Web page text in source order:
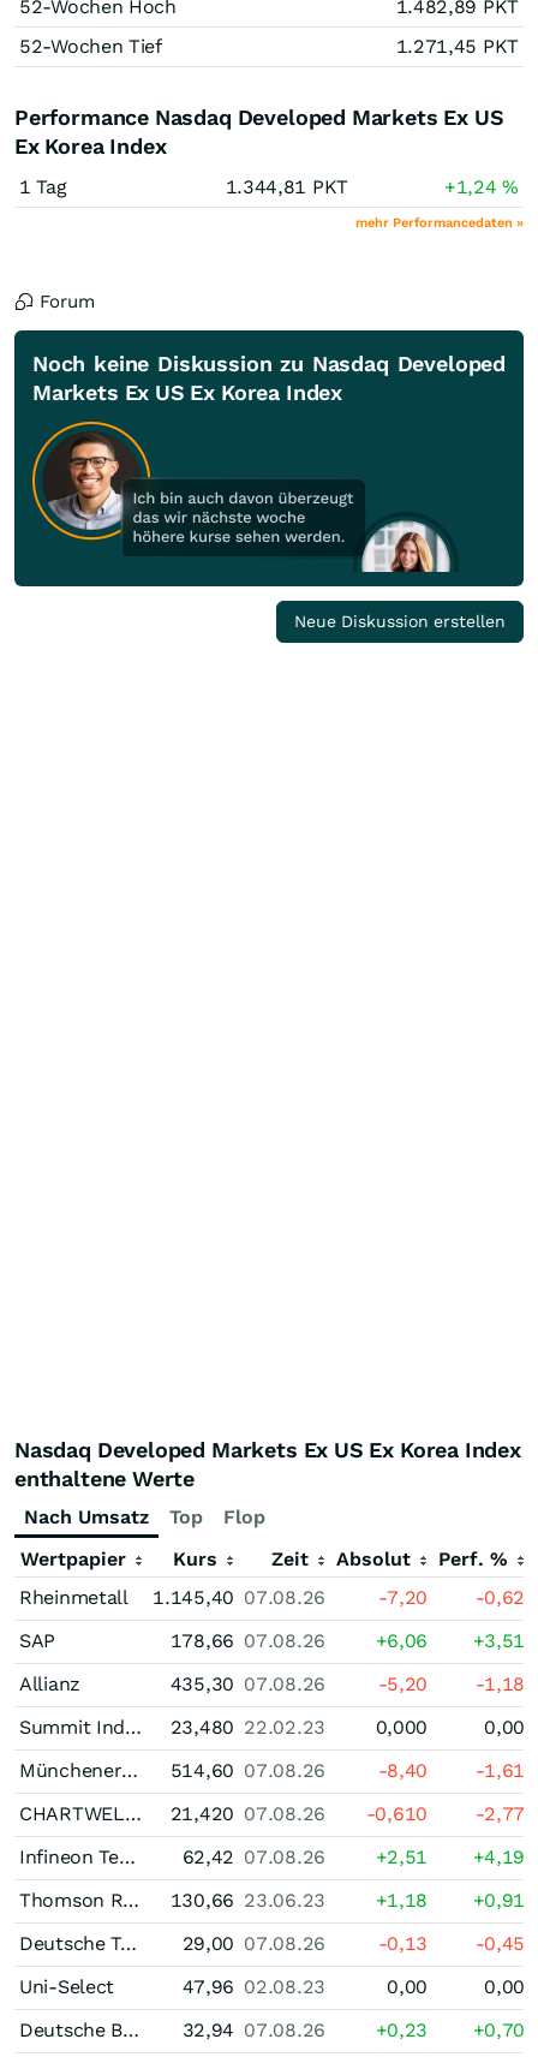
52-Wochen Hoch 1.482,89 PKT
52-Wochen Tief
1.271,45 PKT
Performance Nasdaq Developed Markets Ex US
Ex Korea Index
1 Tag 1.344,81 PKT +1,24%
mehr Performancedaten »
Forum
Noch keine Diskussion zu Nasdaq Developed
Markets Ex US Ex Korea Index
Neue Diskussion erstellen
Nasdaq Developed Markets Ex US Ex Korea Index
enthaltene Werte
Nach Umsatz Top
Flop
Wertpapier
Kurs Zeit Absolut
Perf. %
Rheinmetall
1.145,40 07.08.26 -7,20
-0,62
SAP
178,66 07.08.26 +6,06
+3,51
Allianz
435,30 07.08.26 -5,20
-1,18
Summit Industrial Income REIT Trust Units
23,480 22.02.23 0,000
0,00
Münchener Rück
514,60 07.08.26 -8,40
-1,61
CHARTWELL RETIR/SH UT
21,420 07.08.26 -0,610
-2,77
Infineon Technologies
62,42 07.08.26 +2,51
+4,19
Thomson Reuters
130,66 23.06.23 +1,18
+0,91
Deutsche Telekom
29,00 07.08.26 -0,13
-0,45
Uni-Select
47,96 02.08.23 0,00
0,00
Deutsche Bank
32,94 07.08.26 +0,23
+0,70